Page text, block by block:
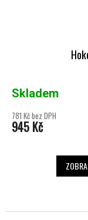
Skladem
781 Kč bez DPH
945 Kč